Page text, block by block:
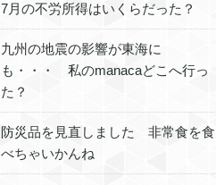
7月の不労所得はいくらだった？
九州の地震の影響が東海に
も・・・ 私のmanacaどこへ行っ
た？
防災品を見直しました 非常食を食
べちゃいかんね